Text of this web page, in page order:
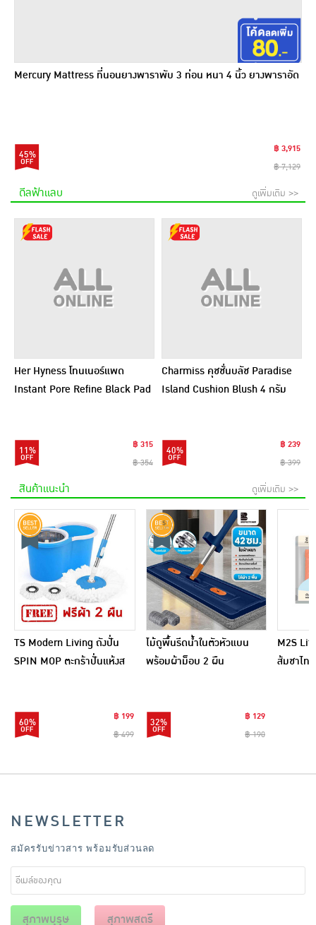
Mercury Mattress ที่นอนยางพาราพับ 3 ท่อน หนา 4 นิ้ว ยางพาราอัด
45%
฿ 3,915
฿ 7,129
ดีลฟ้าแลบ ดูเพิ่มเติม >>
Her Hyness โทนเนอร์แพด
Instant Pore Refine Black Pad
11%
฿ 315
฿ 354
Charmiss คุชชั่นบลัช Paradise
Island Cushion Blush 4 กรัม
40%
฿ 239
฿ 399
สินค้าแนะนำ ดูเพิ่มเติม >>
TS Modern Living ถังปั่น
SPIN MOP ตะกร้าปั่นแห้งส
60%
฿ 199
฿ 499
ไม้ถูพื้นรีดน้ำในตัวหัวแบน
พร้อมผ้าม็อบ 2 ผืน
32%
฿ 129
฿ 190
M2S
ส้มชาไท
NEWSLETTER
สมัครรับข่าวสาร พร้อมรับส่วนลด
สุภาพบุรุษ สุภาพสตรี